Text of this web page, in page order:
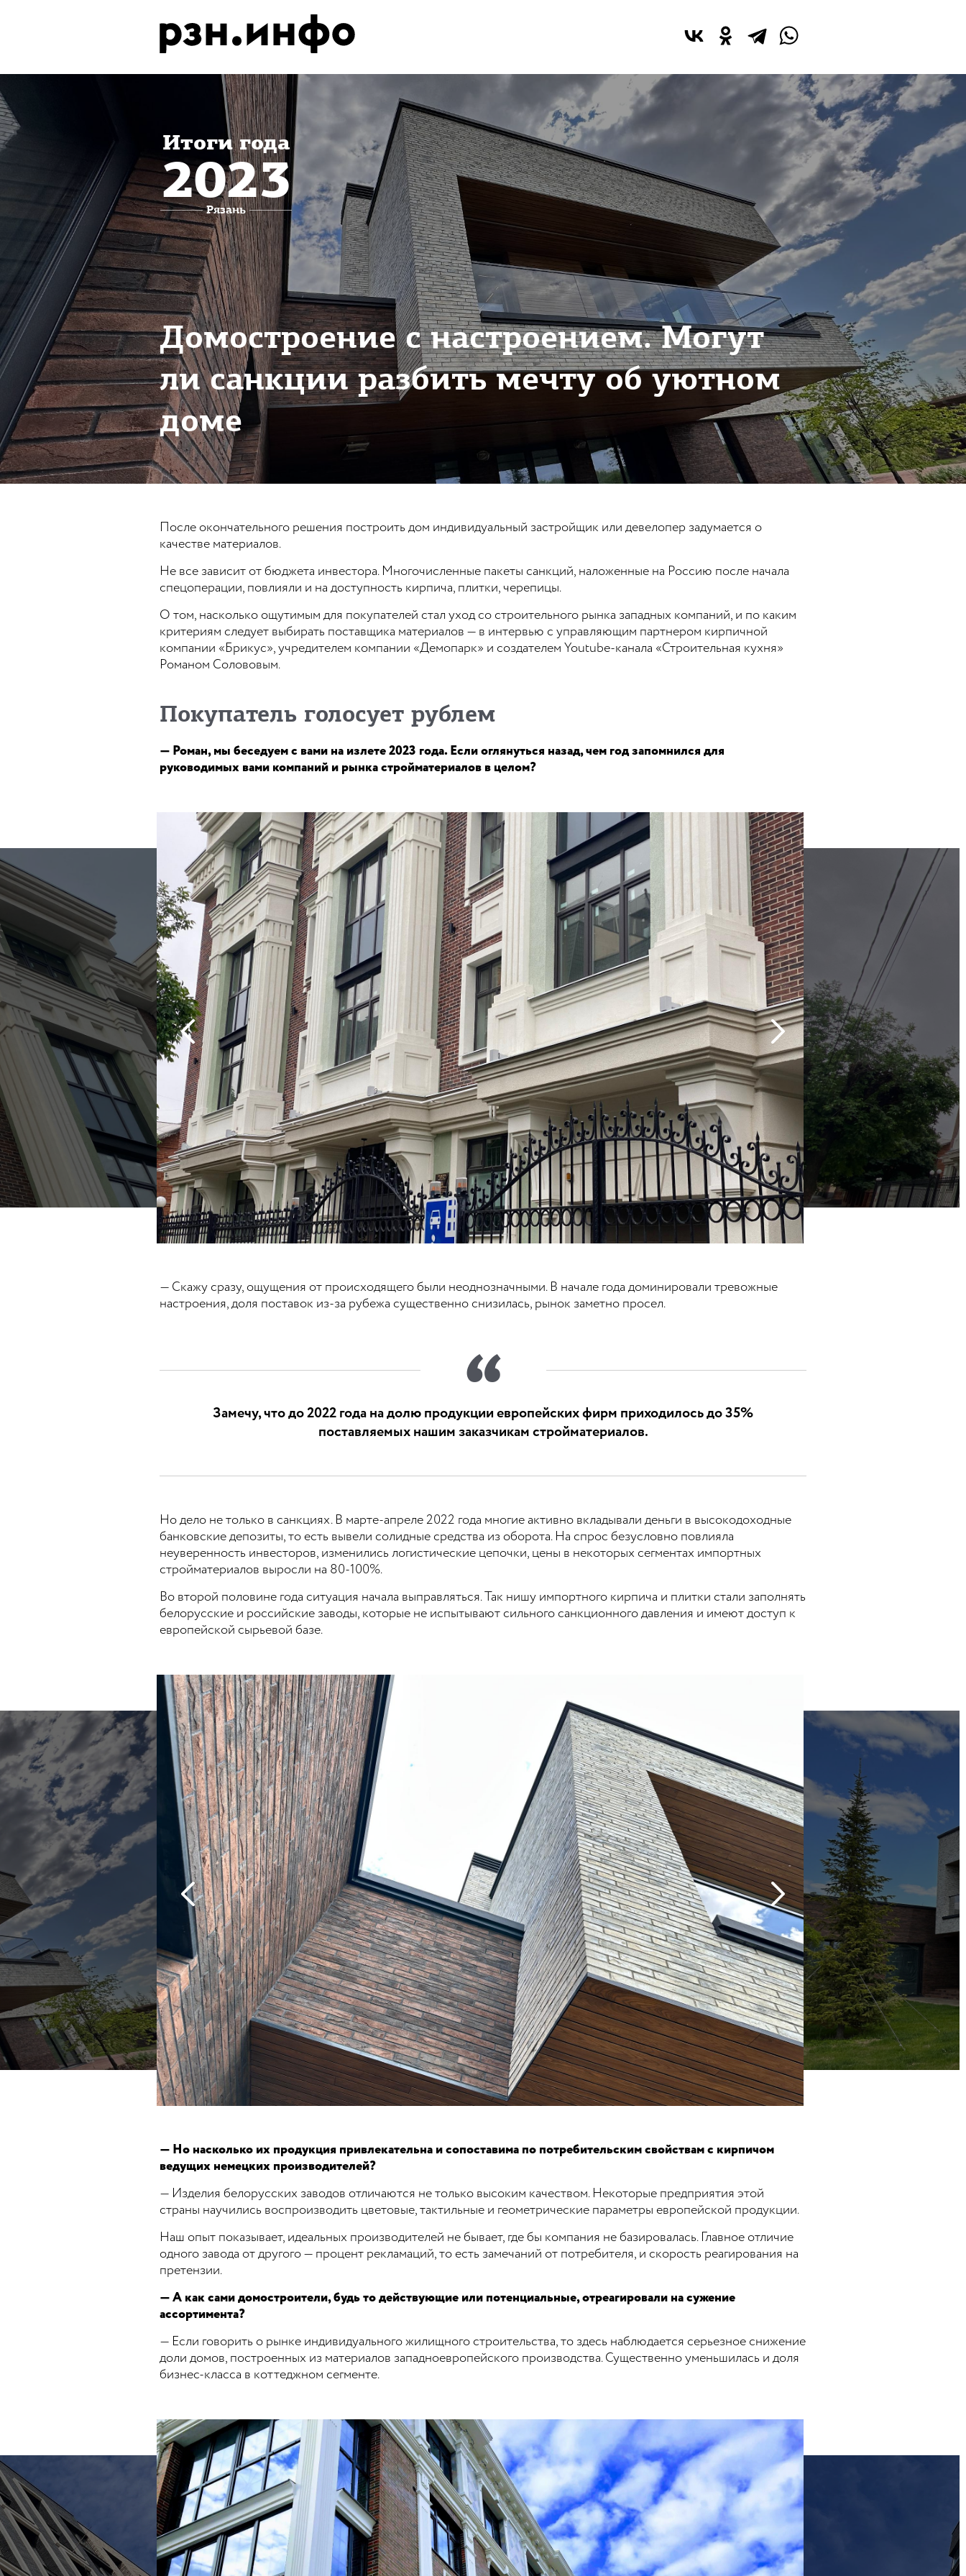
Итоги года
2023
Рязань
Домостроение с настроением. Могут
ли санкции разбить мечту об уютном
доме
После окончательного решения построить дом индивидуальный застройщик или девелопер задумается о
качестве материалов.
Не все зависит от бюджета инвестора. Многочисленные пакеты санкций, наложенные на Россию после начала
спецоперации, повлияли и на доступность кирпича, плитки, черепицы.
О том, насколько ощутимым для покупателей стал уход со строительного рынка западных компаний, и по каким
критериям следует выбирать поставщика материалов — в интервью с управляющим партнером кирпичной
компании «Брикус», учредителем компании «Демопарк» и создателем Youtube-канала «Строительная кухня»
Романом Солововым.
Покупатель голосует рублем
— Роман, мы беседуем с вами на излете 2023 года. Если оглянуться назад, чем год запомнился для
руководимых вами компаний и рынка стройматериалов в целом?
— Скажу сразу, ощущения от происходящего были неоднозначными. В начале года доминировали тревожные
настроения, доля поставок из-за рубежа существенно снизилась, рынок заметно просел.
Замечу, что до 2022 года на долю продукции европейских фирм приходилось до 35%
поставляемых нашим заказчикам стройматериалов.
Но дело не только в санкциях. В марте-апреле 2022 года многие активно вкладывали деньги в высокодоходные
банковские депозиты, то есть вывели солидные средства из оборота. На спрос безусловно повлияла
неуверенность инвесторов, изменились логистические цепочки, цены в некоторых сегментах импортных
стройматериалов выросли на 80-100%.
Во второй половине года ситуация начала выправляться. Так нишу импортного кирпича и плитки стали заполнять
белорусские и российские заводы, которые не испытывают сильного санкционного давления и имеют доступ к
европейской сырьевой базе.
— Но насколько их продукция привлекательна и сопоставима по потребительским свойствам с кирпичом
ведущих немецких производителей?
— Изделия белорусских заводов отличаются не только высоким качеством. Некоторые предприятия этой
страны научились воспроизводить цветовые, тактильные и геометрические параметры европейской продукции.
Наш опыт показывает, идеальных производителей не бывает, где бы компания не базировалась. Главное отличие
одного завода от другого — процент рекламаций, то есть замечаний от потребителя, и скорость реагирования на
претензии.
— А как сами домостроители, будь то действующие или потенциальные, отреагировали на сужение
ассортимента?
— Если говорить о рынке индивидуального жилищного строительства, то здесь наблюдается серьезное снижение
доли домов, построенных из материалов западноевропейского производства. Существенно уменьшилась и доля
бизнес-класса в коттеджном сегменте.